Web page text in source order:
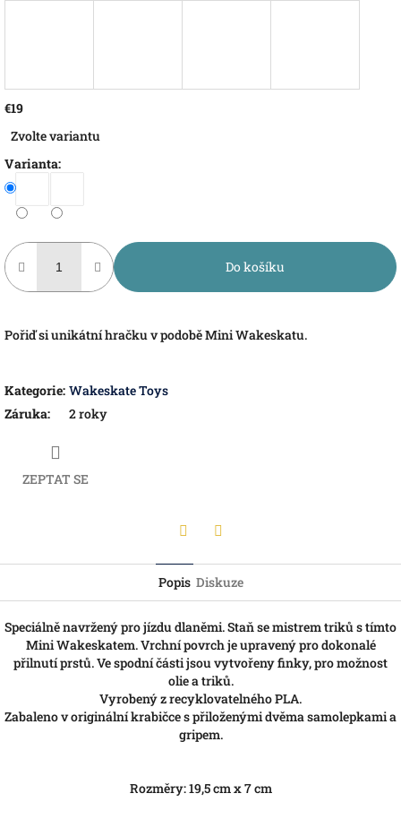
€19
cena:
Zvolte variantu
Varianta:
Do košíku
Pořiď si unikátní hračku v podobě Mini Wakeskatu.
Kategorie: Wakeskate Toys
Záruka: 2 roky
ZEPTAT SE
Popis Diskuze
Speciálně navržený pro jízdu dlaněmi. Staň se mistrem triků s tímto
Mini Wakeskatem. Vrchní povrch je upravený pro dokonalé
přilnutí prstů. Ve spodní části jsou vytvořeny finky, pro možnost
olie a triků.
Vyrobený z recyklovatelného PLA.
Zabaleno v originální krabičce s přiloženými dvěma samolepkami a
gripem.
Rozměry: 19,5 cm x 7 cm